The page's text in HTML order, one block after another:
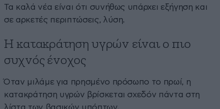
Τα καλά νέα είναι ότι συνήθως υπάρχει εξήγηση και
σε αρκετές περιπτώσεις, λύση.
Η κατακράτηση υγρών είναι ο πιο
συχνός ένοχος
Όταν μιλάμε για πρησμένο πρόσωπο το πρωί, η
κατακράτηση υγρών βρίσκεται σχεδόν πάντα στη
λίστα των βασικών υπόπτων.